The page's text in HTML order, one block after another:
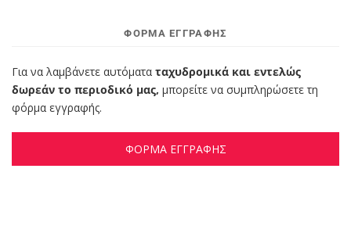
ΦΌΡΜΑ ΕΓΓΡΑΦΉΣ
Για να λαμβάνετε αυτόματα ταχυδρομικά και εντελώς
δωρεάν το περιοδικό μας, μπορείτε να συμπληρώσετε τη
φόρμα εγγραφής.
ΦΟΡΜΑ ΕΓΓΡΑΦΗΣ